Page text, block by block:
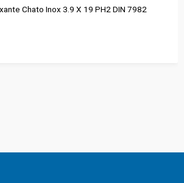
Chato Inox 3.9 X 19 PH2 DIN 7982